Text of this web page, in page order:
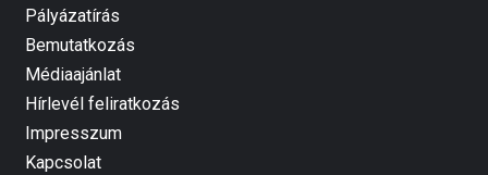
Pályázatírás
Bemutatkozás
Médiaajánlat
Hírlevél feliratkozás
Impresszum
Kapcsolat